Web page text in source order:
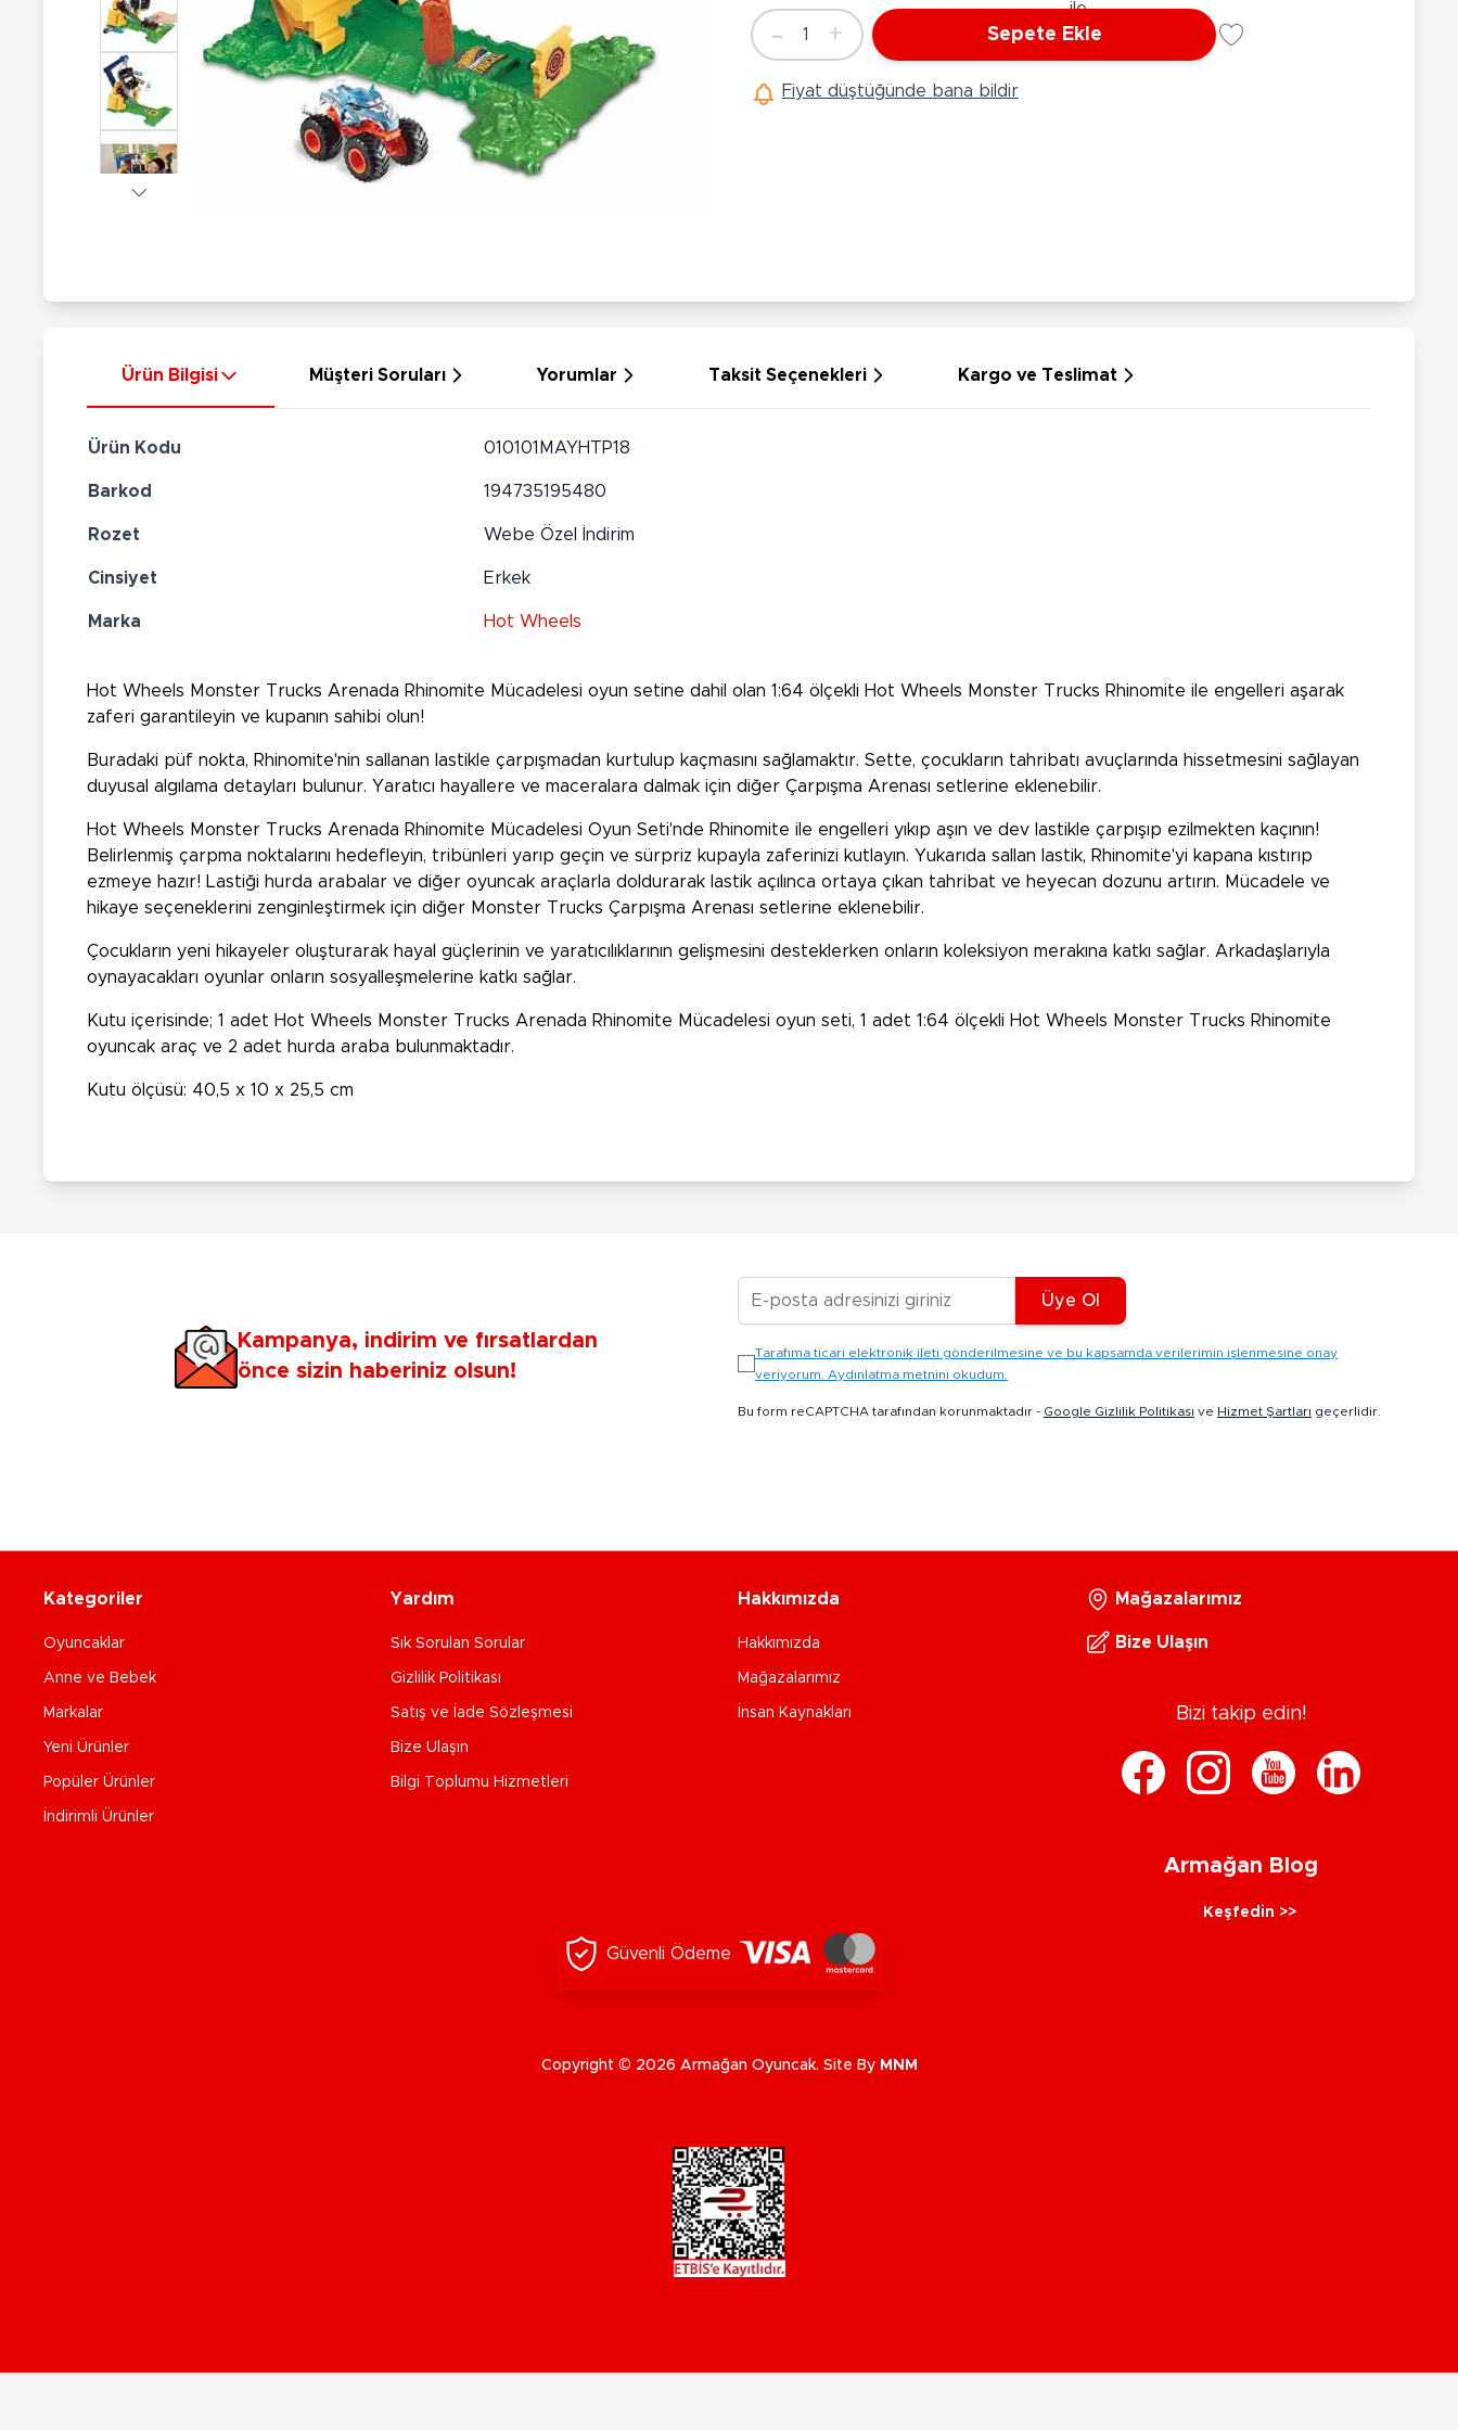
Hayvan Figürler
Çeşitli Figürler
Koleksiyon Figürler
Elektronik Ürünler
Nerf
Silahlar
Silah Setleri
Kılıç Setleri
Ok Setleri
Maketler
Sihirbazlık Setleri
Puzzlelar
Çeşitli Eğlence Oyuncakları
Anne Bebek Oyuncakları
Aktivite Masaları
Bebek Araç Gereçleri
Ürünleri
Kaykay - Paten - Scooter
Bin Git Araçlar
Çeşitli Peluşlar
Adet
- 1 + Sepete Ekle
Fiyat düştüğünde bana bildir
Ürün Bilgisi Müşteri Soruları Yorumlar Taksit Seçenekleri Kargo ve Teslimat
Ürün Kodu 010101MAYHTP18
Barkod 194735195480
Rozet Webe Özel İndirim
Cinsiyet Erkek
Marka Hot Wheels
Hot Wheels Monster Trucks Arenada Rhinomite Mücadelesi oyun setine dahil olan 1:64 ölçekli Hot Wheels Monster Trucks Rhinomite ile engelleri aşarak
zaferi garantileyin ve kupanın sahibi olun!
Buradaki püf nokta, Rhinomite'nin sallanan lastikle çarpışmadan kurtulup kaçmasını sağlamaktır. Sette, çocukların tahribatı avuçlarında hissetmesini sağlayan
duyusal algılama detayları bulunur. Yaratıcı hayallere ve maceralara dalmak için diğer Çarpışma Arenası setlerine eklenebilir.
Hot Wheels Monster Trucks Arenada Rhinomite Mücadelesi Oyun Seti'nde Rhinomite ile engelleri yıkıp aşın ve dev lastikle çarpışıp ezilmekten kaçının!
Belirlenmiş çarpma noktalarını hedefleyin, tribünleri yarıp geçin ve sürpriz kupayla zaferinizi kutlayın. Yukarıda sallan lastik, Rhinomite'yi kapana kıstırıp
ezmeye hazır! Lastiği hurda arabalar ve diğer oyuncak araçlarla doldurarak lastik açılınca ortaya çıkan tahribat ve heyecan dozunu artırın. Mücadele ve
hikaye seçeneklerini zenginleştirmek için diğer Monster Trucks Çarpışma Arenası setlerine eklenebilir.
Çocukların yeni hikayeler oluşturarak hayal güçlerinin ve yaratıcılıklarının gelişmesini desteklerken onların koleksiyon merakına katkı sağlar. Arkadaşlarıyla
oynayacakları oyunlar onların sosyalleşmelerine katkı sağlar.
Kutu içerisinde; 1 adet Hot Wheels Monster Trucks Arenada Rhinomite Mücadelesi oyun seti, 1 adet 1:64 ölçekli Hot Wheels Monster Trucks Rhinomite
oyuncak araç ve 2 adet hurda araba bulunmaktadır.
Kutu ölçüsü: 40,5 x 10 x 25,5 cm
Kampanya, indirim ve fırsatlardan
önce sizin haberiniz olsun!
E-posta Adresiniz
Üye Ol
Tarafıma ticari elektronik ileti gönderilmesine ve bu kapsamda verilerimin işlenmesine onay
veriyorum. Aydınlatma metnini okudum.
Bu form reCAPTCHA tarafından korunmaktadır - Google Gizlilik Politikası ve Hizmet Şartları geçerlidir.
Kategoriler
Oyuncaklar
Anne ve Bebek
Markalar
Yeni Ürünler
Popüler Ürünler
İndirimli Ürünler
Yardım
Sık Sorulan Sorular
Gizlilik Politikası
Satış ve İade Sözleşmesi
Bize Ulaşın
Bilgi Toplumu Hizmetleri
Hakkımızda
Hakkımızda
Mağazalarımız
İnsan Kaynakları
Mağazalarımız
Bize Ulaşın
Bizi takip edin!
Armağan Blog
Keşfedin >>
Güvenli Ödeme
Copyright © 2026 Armağan Oyuncak. Site By MNM